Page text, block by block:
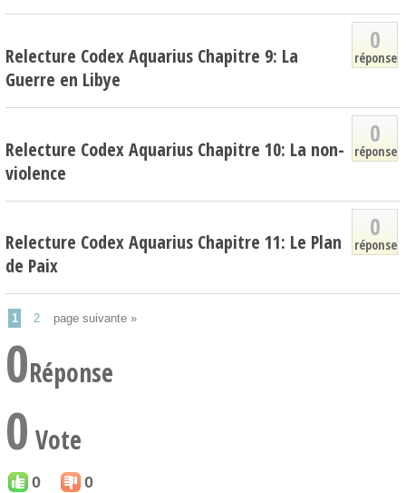
0
réponse
Relecture Codex Aquarius Chapitre 9: La
Guerre en Libye
0
réponse
Relecture Codex Aquarius Chapitre 10: La non-
violence
0
réponse
Relecture Codex Aquarius Chapitre 11: Le Plan
de Paix
1 2 page suivante »
0Réponse
0 Vote
0 0